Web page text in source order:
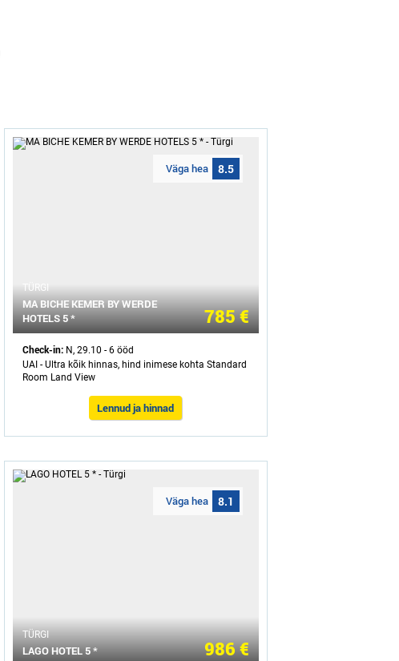
Väga hea 8.5
ТÜRGI
MA BICHE KEMER BY WERDE
HOTELS 5 *
785 €
Check-in: N, 29.10 - 6 ööd
UAI - Ultra kõik hinnas, hind inimese kohta Standard
Room Land View
Lennud ja hinnad
Väga hea 8.1
ТÜRGI
LAGO HOTEL 5 * 986 €